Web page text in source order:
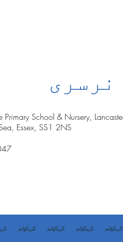
Primary School & Nursery,
Essex, SS1 2NS
کریکولم کریکولم کریکولم کریکولم